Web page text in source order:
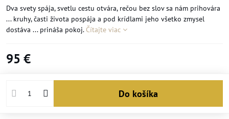
Dva svety spája, svetlu cestu otvára, rečou bez slov sa nám prihovára
... kruhy, časti života pospája a pod krídlami jeho všetko zmysel
dostáva ... prináša pokoj. Čítajte viac
95 €
Do košíka